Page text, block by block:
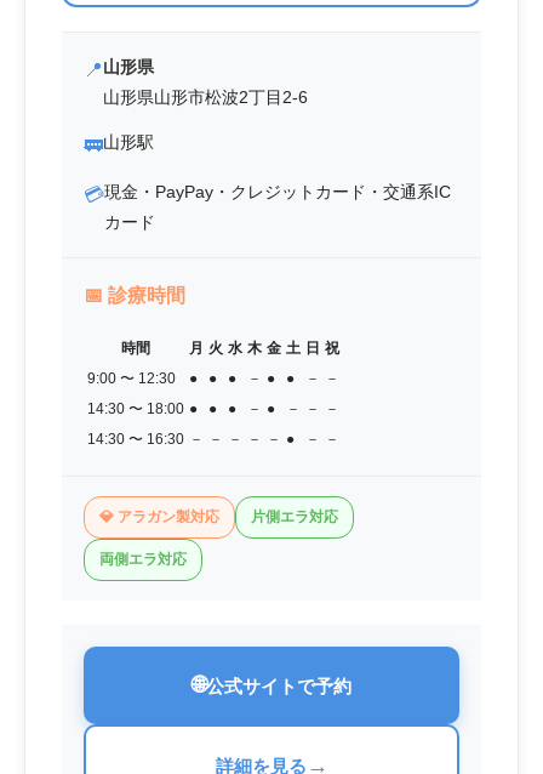
📍山形県
山形県山形市松波2丁目2-6
🚃山形駅
💳現金・PayPay・クレジットカード・交通系IC
カード
📅 診療時間
時間 月 火 水 木 金 土 日 祝
9:00 〜 12:30
● ● ● － ● ● －
－
14:30 〜 18:00 ● ● ● － ● － －
－
14:30 〜 16:30 － － － － － ● － －
💎 アラガン製対応 片側エラ対応
両側エラ対応
🌐公式サイトで予約
詳細を見る →